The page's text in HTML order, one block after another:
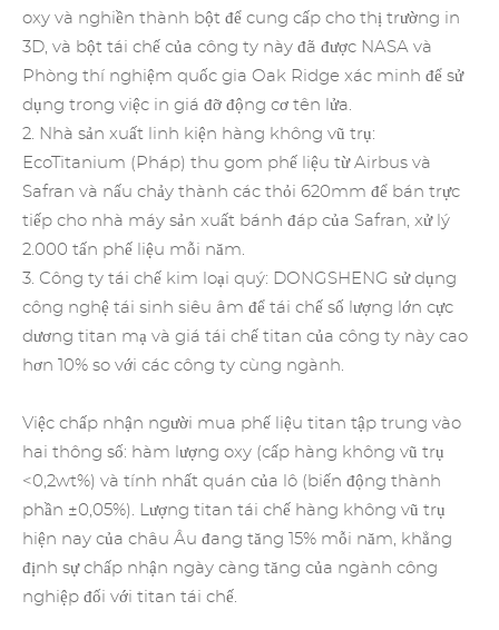
oxy và nghiền thành bột để cung cấp cho thị trường in
3D, và bột tái chế của công ty này đã được NASA và
Phòng thí nghiệm quốc gia Oak Ridge xác minh để sử
dụng trong việc in giá đỡ động cơ tên lửa.
2. Nhà sản xuất linh kiện hàng không vũ trụ:
EcoTitanium (Pháp) thu gom phế liệu từ Airbus và
Safran và nấu chảy thành các thỏi 620mm để bán trực
tiếp cho nhà máy sản xuất bánh đáp của Safran, xử lý
2.000 tấn phế liệu mỗi năm.
3. Công ty tái chế kim loại quý: DONGSHENG sử dụng
công nghệ tái sinh siêu âm để tái chế số lượng lớn cực
dương titan mạ và giá tái chế titan của công ty này cao
hơn 10% so với các công ty cùng ngành.
Việc chấp nhận người mua phế liệu titan tập trung vào
hai thông số: hàm lượng oxy (cấp hàng không vũ trụ
<0,2wt%) và tính nhất quán của lô (biến động thành
phần ±0,05%). Lượng titan tái chế hàng không vũ trụ
hiện nay của châu Âu đang tăng 15% mỗi năm, khẳng
định sự chấp nhận ngày càng tăng của ngành công
nghiệp đối với titan tái chế.